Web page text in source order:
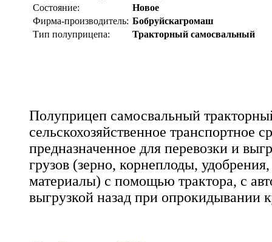
Состояние:
Новое
Фирма-производитель: Бобруйскагромаш
Тип полуприцепа:
Тракторный самосвальный
Полуприцеп самосвальный
сельскохозяйственное транспортное
предназначенное для перевозки и
грузов (зерно, корнеплоды,
материалы) с помощью трактора, с
выгрузкой назад при опрокидывании